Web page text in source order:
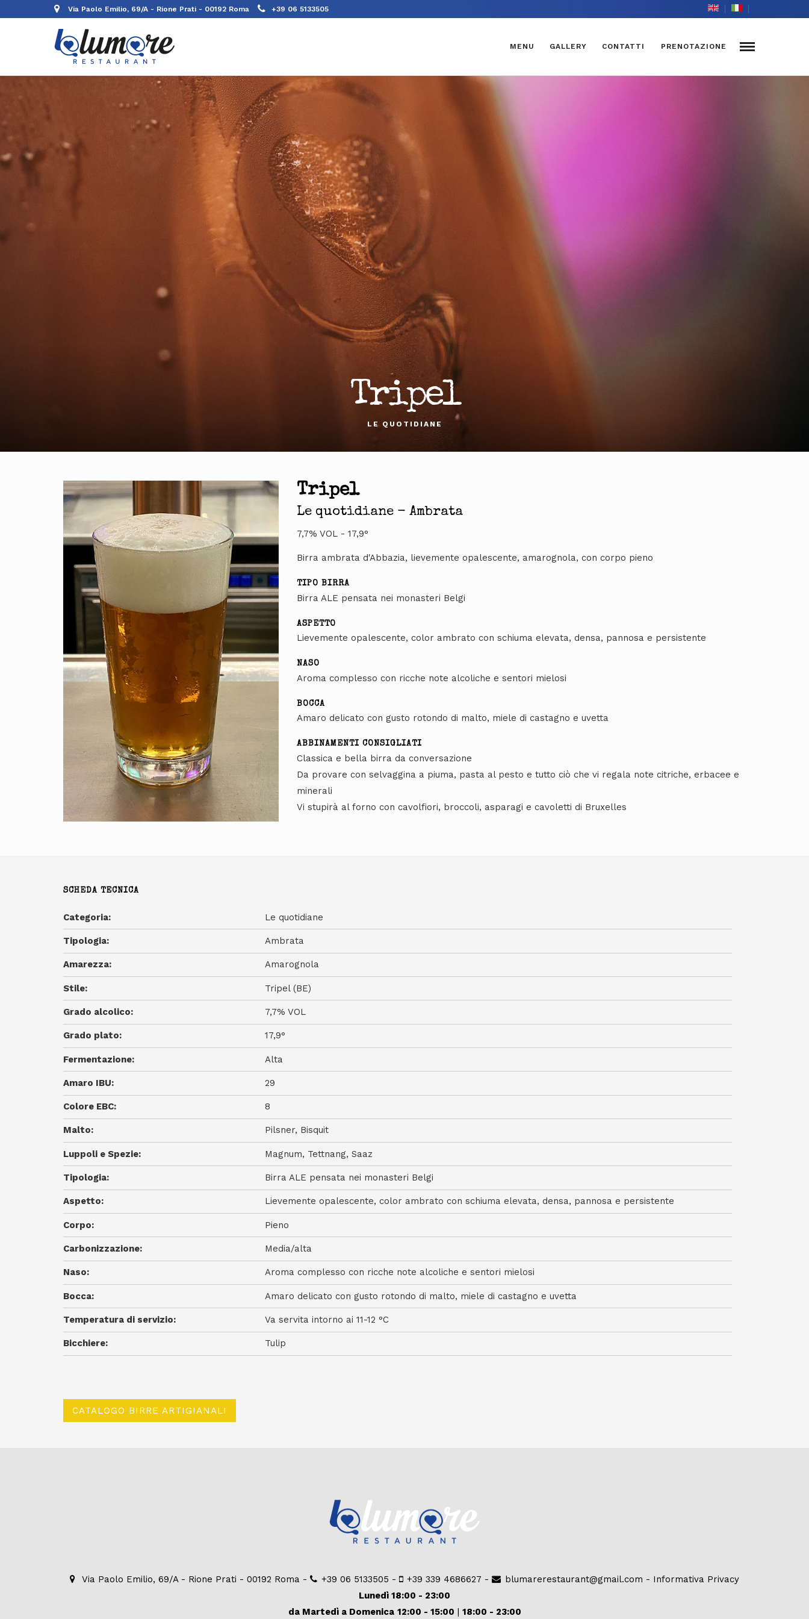
Via Paolo Emilio, 69/A - Rione Prati - 00192 Roma +39 06 5133505
MENU GALLERY CONTATTI PRENOTAZIONE
Tripel
LE QUOTIDIANE
Tripel
Le quotidiane - Ambrata
7,7% VOL - 17,9°
Birra ambrata d'Abbazia, lievemente opalescente, amarognola, con corpo pieno
TIPO BIRRA
Birra ALE pensata nei monasteri Belgi
ASPETTO
Lievemente opalescente, color ambrato con schiuma elevata, densa, pannosa e persistente
NASO
Aroma complesso con ricche note alcoliche e sentori mielosi
BOCCA
Amaro delicato con gusto rotondo di malto, miele di castagno e uvetta
ABBINAMENTI CONSIGLIATI
Classica e bella birra da conversazione
Da provare con selvaggina a piuma, pasta al pesto e tutto ciò che vi regala note citriche, erbacee e
minerali
Vi stupirà al forno con cavolfiori, broccoli, asparagi e cavoletti di Bruxelles
SCHEDA TECNICA
Categoria: Le quotidiane
Tipologia: Ambrata
Amarezza: Amarognola
Stile: Tripel (BE)
Grado alcolico: 7,7% VOL
Grado plato: 17,9°
Fermentazione: Alta
Amaro IBU: 29
Colore EBC: 8
Malto: Pilsner, Bisquit
Luppoli e Spezie: Magnum, Tettnang, Saaz
Tipologia: Birra ALE pensata nei monasteri Belgi
Aspetto: Lievemente opalescente, color ambrato con schiuma elevata, densa, pannosa e persistente
Corpo: Pieno
Carbonizzazione: Media/alta
Naso: Aroma complesso con ricche note alcoliche e sentori mielosi
Bocca: Amaro delicato con gusto rotondo di malto, miele di castagno e uvetta
Temperatura di servizio: Va servita intorno ai 11-12 °C
Bicchiere: Tulip
CATALOGO BIRRE ARTIGIANALI
Via Paolo Emilio, 69/A - Rione Prati - 00192 Roma - +39 06 5133505 - +39 339 4686627 - blumarerestaurant@gmail.com - Informativa Privacy
Lunedì 18:00 - 23:00
da Martedì a Domenica 12:00 - 15:00 | 18:00 - 23:00